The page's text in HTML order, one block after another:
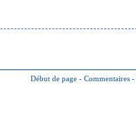
Début de page - Commentaires -